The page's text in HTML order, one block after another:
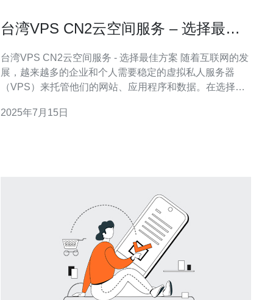
台湾VPS CN2云空间服务 – 选择最佳
台湾VPS CN2云空间服务 - 选择最佳方案 随着互联网的发
展，越来越多的企业和个人需要稳定的虚拟私人服务器
（VPS）来托管他们的网站、应用程序和数据。在选择
湾VPS CN2云空间服务是一个备受推崇的选择，提供稳定
2025年7月15日